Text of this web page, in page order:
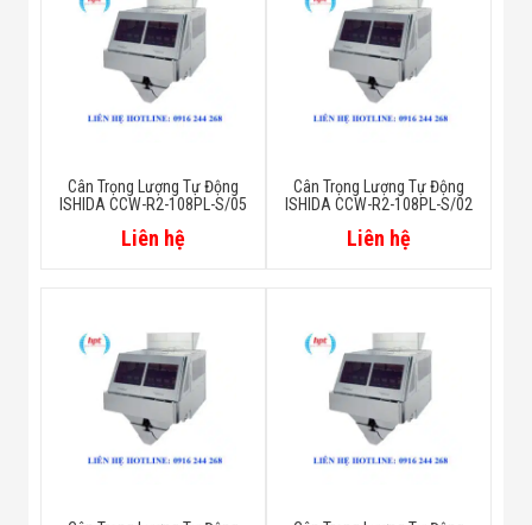
Cân Trọng Lượng Tự Động
ISHIDA CCW-R2-108PL-S/05
Liên hệ
Cân Trọng Lượng Tự Động
ISHIDA CCW-R2-108PL-S/02
Liên hệ